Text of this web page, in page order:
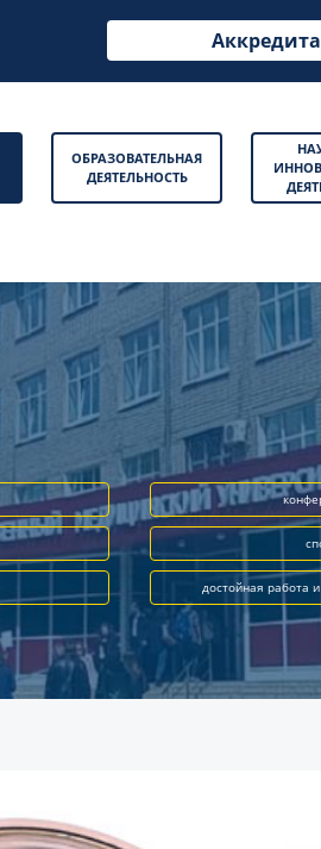
ОБРАЗОВАТЕЛЬНАЯ
ДЕЯТЕЛЬНОСТЬ
достойная работа